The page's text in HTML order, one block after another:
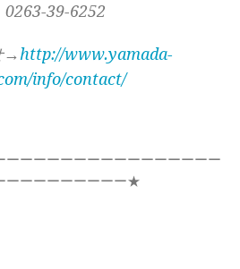
39-6252
→http://www.yamada-
info/contact/
ーーーーーーーーーーーーーーーー
ーーーーーーーーー★